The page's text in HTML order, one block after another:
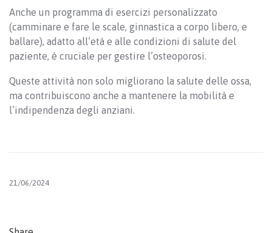
Anche un programma di esercizi personalizzato
(camminare e fare le scale, ginnastica a corpo libero, e
ballare), adatto all’età e alle condizioni di salute del
paziente, è cruciale per gestire l’osteoporosi.
Queste attività non solo migliorano la salute delle ossa,
ma contribuiscono anche a mantenere la mobilità e
l’indipendenza degli anziani.
21/06/2024